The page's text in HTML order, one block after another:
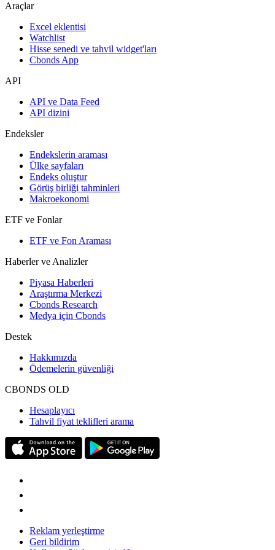
Araçlar
Excel eklentisi
Watchlist
Hisse senedi ve tahvil widget'ları
Cbonds App
API
API ve Data Feed
API dizini
Endeksler
Endekslerin araması
Ülke sayfaları
Endeks oluştur
Görüş birliği tahminleri
Makroekonomi
ETF ve Fonlar
ETF ve Fon Araması
Haberler ve Analizler
Piyasa Haberleri
Araştırma Merkezi
Cbonds Research
Medya için Cbonds
Destek
Hakkımızda
Ödemelerin güvenliği
CBONDS OLD
Hesaplayıcı
Tahvil fiyat teklifleri arama
Reklam yerleştirme
Geri bildirim